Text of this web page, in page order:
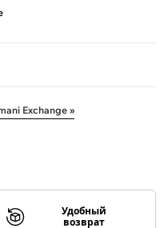
Exchange »
Удобный
возврат